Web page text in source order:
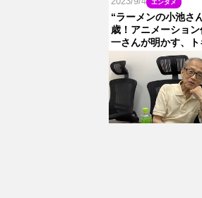
エンタメ
“ラーメンの小池さ
歳！アニメーショ
一さんが明かす、